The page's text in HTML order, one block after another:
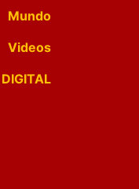
Mundo
Videos